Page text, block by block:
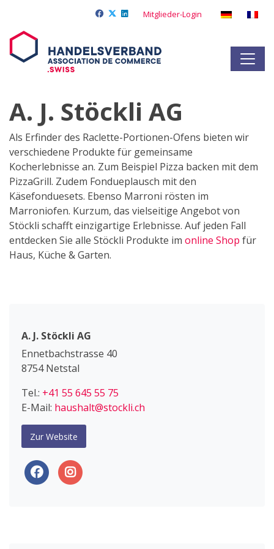
Mitglieder-Login
A. J. Stöckli AG
Als Erfinder des Raclette-Portionen-Ofens bieten wir
verschiedene Produkte für gemeinsame
Kocherlebnisse an. Zum Beispiel Pizza backen mit dem
PizzaGrill. Zudem Fondueplausch mit den
Käsefonduesets. Ebenso Marroni rösten im
Marroniofen. Kurzum, das vielseitige Angebot von
Stöckli schafft einzigartige Erlebnisse. Auf jeden Fall
entdecken Sie alle Stöckli Produkte im online Shop für
Haus, Küche & Garten.
A. J. Stöckli AG
Ennetbachstrasse 40
8754 Netstal
Tel.: +41 55 645 55 75
E-Mail: haushalt@stockli.ch
Zur Website